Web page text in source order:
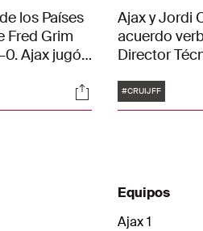
los Países
Fred Grim
Ajax jugó
OwenSociales
Ajax y Jordi
acuerdo
Director
fase final y
El objetivo
Etiquetas
#CRUIJFF
Equipos
Ajax 1